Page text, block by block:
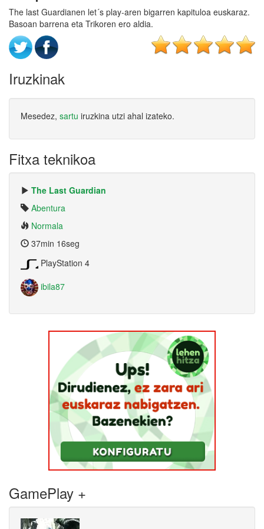
The last Guardianen let´s play-aren bigarren kapituloa euskaraz.
Basoan barrena eta Trikoren ero aldia.
Iruzkinak
Mesedez, sartu iruzkina utzi ahal izateko.
Fitxa teknikoa
The Last Guardian
Abentura
Normala
37min 16seg
PlayStation 4
ibila87
GamePlay +